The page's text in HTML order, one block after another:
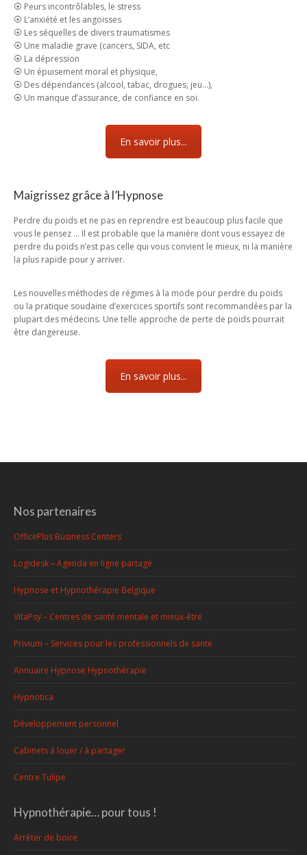
⦿ Peurs incontrôlables, le stress
⦿ L’anxiété et les angoisses
⦿ Les séquelles de divers traumatismes
⦿ Une maladie grave (cancers, SIDA, etc
⦿ La dépression
⦿ Un épuisement moral et physique,
⦿ Des dépendances (alcool, tabac, drogues, jeu…),
⦿ Un manque d’assurance, de confiance en soi.
En savoir plus...
Maigrissez grâce à l’Hypnose
Perdre du poids et ne pas en reprendre est beaucoup plus facile que
vous le pensez … Il est probable que la manière dont vous essayez de
perdre du poids n’est pas celle qui vous convient le mieux, ni la manière
la plus rapide pour y arriver.
Les nouvelles méthodes de régimes à la mode pour perdre du poids
ou la pratique soudaine d’exercices sportifs sont recommandées par la
plupart des médecins. Une telle approche de perte de poids pourrait
être dangereuse.
En savoir plus...
Nos partenaires
OfficePlus Business Centers
Logidesk – Agenda en ligne partagé
Hypnose et Hypnothérapie Belgique
VitaPsy – Centres de santé mentale et mieux-être
Privium – Services pour les professionnels de santé
Annuaire Hypnose Hypnothérapie
Hypnotica
Développement personnel
Cabinets à louer / à partager
Centre Tulipe
Hypnothérapie… pour tous !
Arrêter de boire